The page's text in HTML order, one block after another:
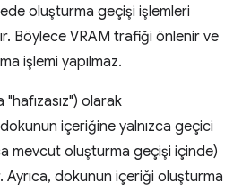
oluşturma geçişi işlemleri
Böylece VRAM trafiği önlenir ve
işlemi yapılmaz.
olarak
dokunun içeriğine yalnızca geçici
mevcut oluşturma geçişi içinde)
dokunun içeriği oluşturma